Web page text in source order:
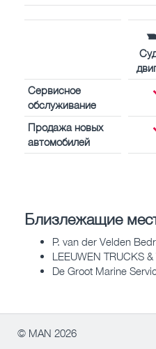
Сервисное
обслуживание
Продажа новых
автомобилей
Близлежащие
P. van der Velden
LEEUWEN TRUCKS
De Groot Marine
© MAN 2026